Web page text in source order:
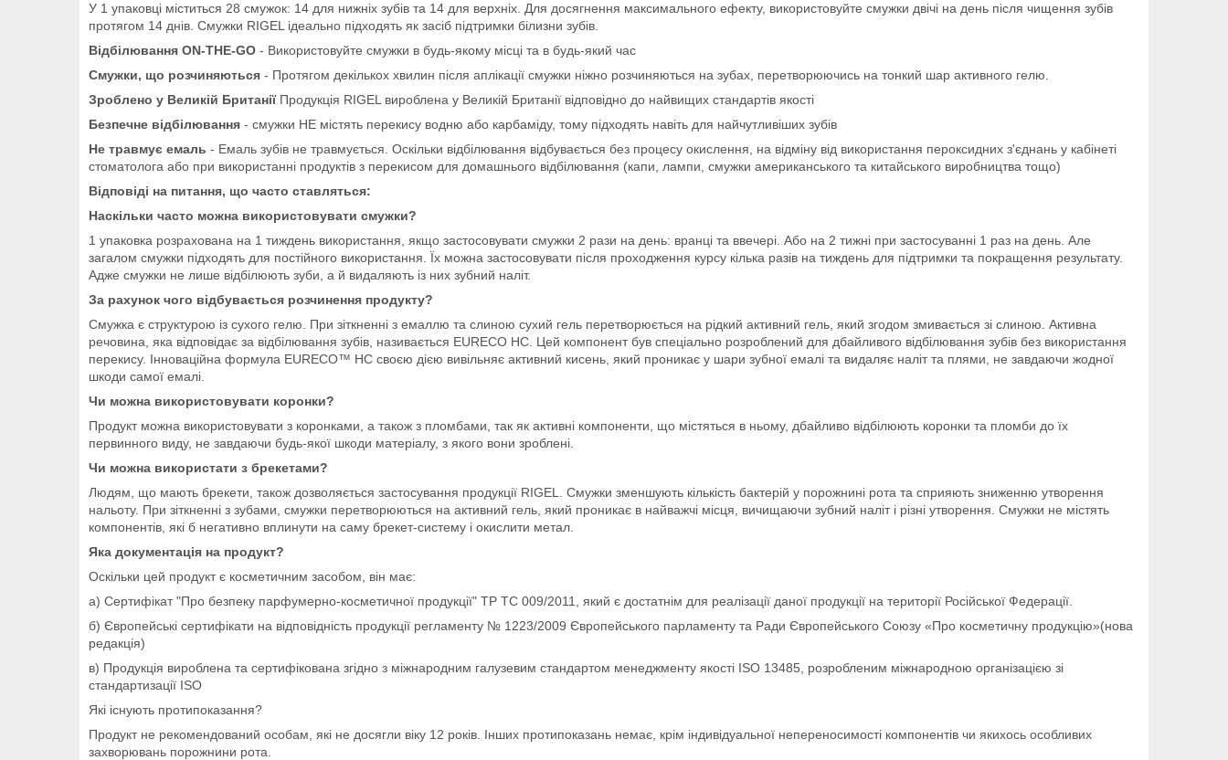
У 1 упаковці міститься 28 смужок: 14 для нижніх зубів та 14 для верхніх. Для досягнення максимального ефекту, використовуйте смужки двічі на день після чищення зубів
протягом 14 днів. Смужки RIGEL ідеально підходять як засіб підтримки білизни зубів.
Відбілювання ON-THE-GO - Використовуйте смужки в будь-якому місці та в будь-який час
Смужки, що розчиняються - Протягом декількох хвилин після аплікації смужки ніжно розчиняються на зубах, перетворюючись на тонкий шар активного гелю.
Зроблено у Великій БританіїПродукція RIGEL вироблена у Великій Британії відповідно до найвищих стандартів якості
Безпечне відбілювання - смужки НЕ містять перекису водню або карбаміду, тому підходять навіть для найчутливіших зубів
Не травмує емаль - Емаль зубів не травмується. Оскільки відбілювання відбувається без процесу окислення, на відміну від використання пероксидних з'єднань у кабінеті
стоматолога або при використанні продуктів з перекисом для домашнього відбілювання (капи, лампи, смужки американського та китайського виробництва тощо)
Відповіді на питання, що часто ставляться:
Наскільки часто можна використовувати смужки?
1 упаковка розрахована на 1 тиждень використання, якщо застосовувати смужки 2 рази на день: вранці та ввечері. Або на 2 тижні при застосуванні 1 раз на день. Але
загалом смужки підходять для постійного використання. Їх можна застосовувати після проходження курсу кілька разів на тиждень для підтримки та покращення результату.
Адже смужки не лише відбілюють зуби, а й видаляють із них зубний наліт.
За рахунок чого відбувається розчинення продукту?
Смужка є структурою із сухого гелю. При зіткненні з емаллю та слиною сухий гель перетворюється на рідкий активний гель, який згодом змивається зі слиною. Активна
речовина, яка відповідає за відбілювання зубів, називається EURECO HC. Цей компонент був спеціально розроблений для дбайливого відбілювання зубів без використання
перекису. Інноваційна формула EURECO™ HC своєю дією вивільняє активний кисень, який проникає у шари зубної емалі та видаляє наліт та плями, не завдаючи жодної
шкоди самої емалі.
Чи можна використовувати коронки?
Продукт можна використовувати з коронками, а також з пломбами, так як активні компоненти, що містяться в ньому, дбайливо відбілюють коронки та пломби до їх
первинного виду, не завдаючи будь-якої шкоди матеріалу, з якого вони зроблені.
Чи можна використати з брекетами?
Людям, що мають брекети, також дозволяється застосування продукції RIGEL. Смужки зменшують кількість бактерій у порожнині рота та сприяють зниженню утворення
нальоту. При зіткненні з зубами, смужки перетворюються на активний гель, який проникає в найважчі місця, вичищаючи зубний наліт і різні утворення. Смужки не містять
компонентів, які б негативно вплинути на саму брекет-систему і окислити метал.
Яка документація на продукт?
Оскільки цей продукт є косметичним засобом, він має:
а) Сертифікат "Про безпеку парфумерно-косметичної продукції" ТР ТС 009/2011, який є достатнім для реалізації даної продукції на території Російської Федерації.
б) Європейські сертифікати на відповідність продукції регламенту № 1223/2009 Європейського парламенту та Ради Європейського Союзу «Про косметичну продукцію»(нова
редакція)
в) Продукція вироблена та сертифікована згідно з міжнародним галузевим стандартом менеджменту якості ISO 13485, розробленим міжнародною організацією зі
стандартизації ISO
Які існують протипоказання?
Продукт не рекомендований особам, які не досягли віку 12 років. Інших протипоказань немає, крім індивідуальної непереносимості компонентів чи якихось особливих
захворювань порожнини рота.